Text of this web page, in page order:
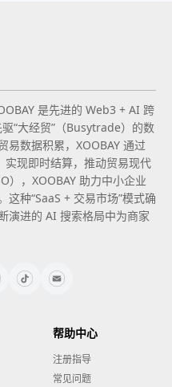
是先进的 Web3 + AI 跨
“大经贸”（Busytrade）的数
易数据积累，XOOBAY 通过
实现即时结算，推动贸易现代
），XOOBAY 助力中小企业
种“SaaS + 交易市场”模式确
演进的 AI 搜索格局中为商家
帮助中心
注册指导
常见问题